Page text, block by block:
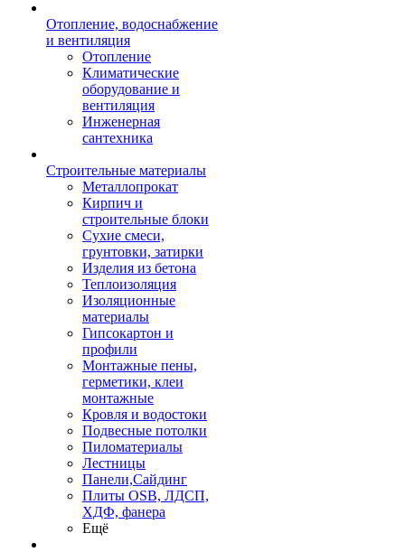
Отопление, водоснабжение
и вентиляция
Отопление
Климатические
оборудование и
вентиляция
Инженерная
сантехника
Строительные материалы
Металлопрокат
Кирпич и
строительные блоки
Сухие смеси,
грунтовки, затирки
Изделия из бетона
Теплоизоляция
Изоляционные
материалы
Гипсокартон и
профили
Монтажные пены,
герметики, клеи
монтажные
Кровля и водостоки
Подвесные потолки
Пиломатериалы
Лестницы
Панели,Сайдинг
Плиты OSB, ЛДСП,
ХДФ, фанера
Ещё